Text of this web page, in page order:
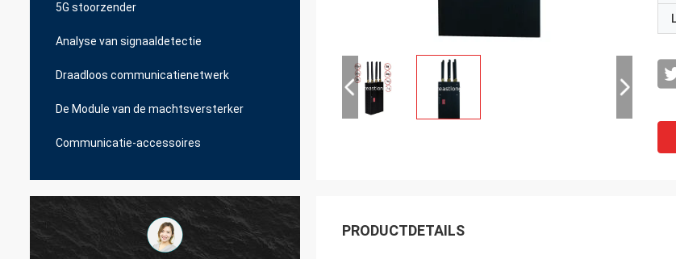
5G stoorzender
Analyse van signaaldetectie
Draadloos communicatienetwerk
De Module van de machtsversterker
Communicatie-accessoires
PRODUCTDETAILS